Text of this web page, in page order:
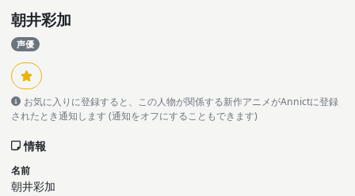
朝井彩加
声優
お気に入りに登録すると、この人物が関係する新作アニメがAnnictに登録
されたとき通知します (通知をオフにすることもできます)
情報
名前
朝井彩加